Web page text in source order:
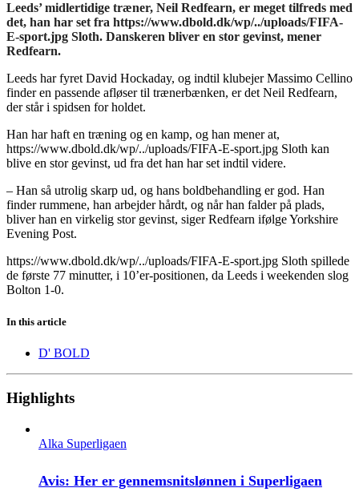
Leeds’ midlertidige træner, Neil Redfearn, er meget tilfreds med
det, han har set fra https://www.dbold.dk/wp/../uploads/FIFA-
E-sport.jpg Sloth. Danskeren bliver en stor gevinst, mener
Redfearn.
Leeds har fyret David Hockaday, og indtil klubejer Massimo Cellino
finder en passende afløser til trænerbænken, er det Neil Redfearn,
der står i spidsen for holdet.
Han har haft en træning og en kamp, og han mener at,
https://www.dbold.dk/wp/../uploads/FIFA-E-sport.jpg Sloth kan
blive en stor gevinst, ud fra det han har set indtil videre.
– Han så utrolig skarp ud, og hans boldbehandling er god. Han
finder rummene, han arbejder hårdt, og når han falder på plads,
bliver han en virkelig stor gevinst, siger Redfearn ifølge Yorkshire
Evening Post.
https://www.dbold.dk/wp/../uploads/FIFA-E-sport.jpg Sloth spillede
de første 77 minutter, i 10’er-positionen, da Leeds i weekenden slog
Bolton 1-0.
In this article
D' BOLD
Highlights
Alka Superligaen
Avis: Her er gennemsnitslønnen i Superligaen